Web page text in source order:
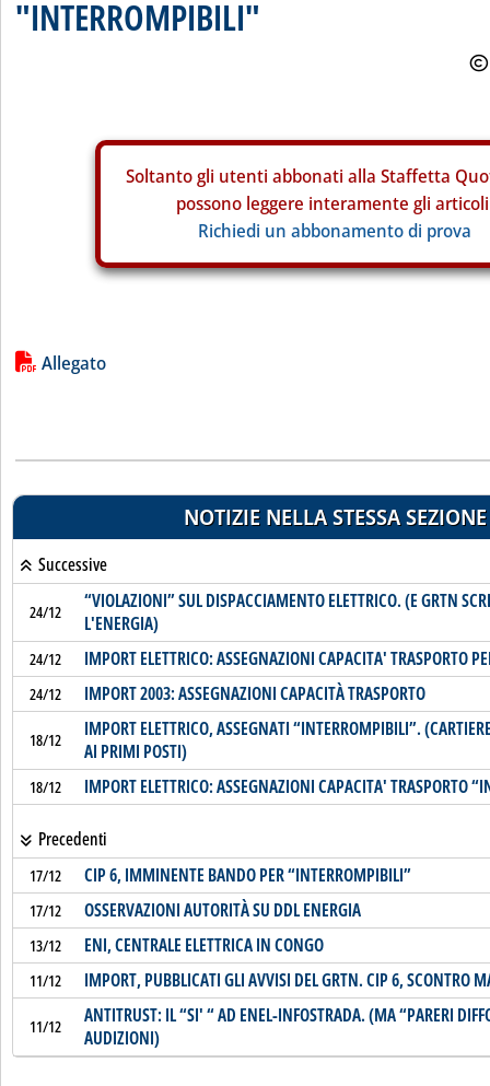
"INTERROMPIBILI"
Soltanto gli utenti abbonati alla Staffetta
possono leggere interamente gli
Richiedi un abbonamento di prova
Lista allegati PDF alla notizia
Allegato
NOTIZIE NELLA STESSA SEZIONE
Successive
24/12
“VIOLAZIONI” SUL DISPACCIAMENTO ELETTRICO. (E GRTN
L'ENERGIA)
24/12 IMPORT ELETTRICO: ASSEGNAZIONI CAPACITA' TRASPORTO
24/12 IMPORT 2003: ASSEGNAZIONI CAPACITÀ TRASPORTO
18/12
IMPORT ELETTRICO, ASSEGNATI “INTERROMPIBILI”.
AI PRIMI POSTI)
18/12 IMPORT ELETTRICO: ASSEGNAZIONI CAPACITA' TRASPORTO
Precedenti
17/12 CIP 6, IMMINENTE BANDO PER “INTERROMPIBILI”
17/12 OSSERVAZIONI AUTORITÀ SU DDL ENERGIA
13/12 ENI, CENTRALE ELETTRICA IN CONGO
11/12 IMPORT, PUBBLICATI GLI AVVISI DEL GRTN. CIP 6, SCONTRO
11/12
ANTITRUST: IL “SI' “ AD ENEL-INFOSTRADA. (MA “PARERI
AUDIZIONI)